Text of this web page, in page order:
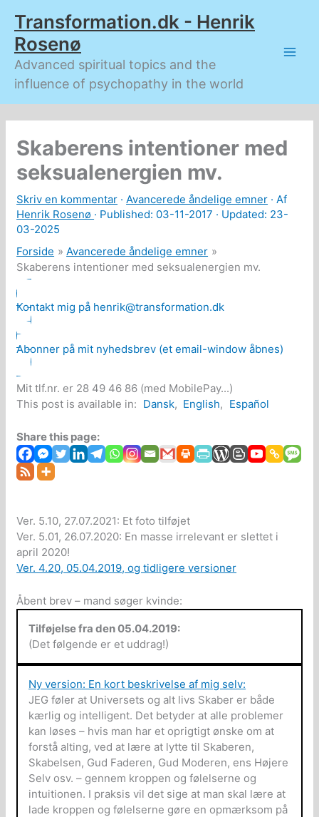
indholdet
Transformation.dk - Henrik
Rosenø
Advanced spiritual topics and the
influence of psychopathy in the world
Skaberens intentioner med
seksualenergien mv.
Skriv en kommentar ·Avancerede åndelige emner · Af
Henrik Rosenø · Published: 03-11-2017 · Updated: 23-
03-2025
Forside
Avancerede åndelige emner
Skaberens intentioner med seksualenergien mv.
Kontakt mig på henrik@transformation.dk
Abonner på mit nyhedsbrev (et email-window åbnes)
Mit tlf.nr. er 28 49 46 86 (med MobilePay...)
This post is available in: Dansk English Español
Share this page:
Ver. 5.10, 27.07.2021: Et foto tilføjet
Ver. 5.01, 26.07.2020: En masse irrelevant er slettet i
april 2020!
Ver. 4.20, 05.04.2019, og tidligere versioner
Åbent brev – mand søger kvinde:
Tilføjelse fra den 05.04.2019:
(Det følgende er et uddrag!)
Ny version: En kort beskrivelse af mig selv:
JEG føler at Universets og alt livs Skaber er både
kærlig og intelligent. Det betyder at alle problemer
kan løses – hvis man har et oprigtigt ønske om at
forstå alting, ved at lære at lytte til Skaberen,
Skabelsen, Gud Faderen, Gud Moderen, ens Højere
Selv osv. – gennem kroppen og følelserne og
intuitionen. I praksis vil det sige at man skal lære at
lade kroppen og følelserne gøre en opmærksom på